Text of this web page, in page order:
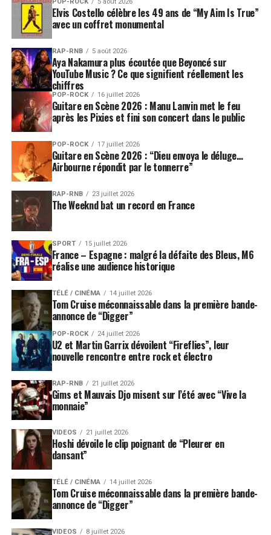
Elvis Costello célèbre les 49 ans de “My Aim Is True”
avec un coffret monumental
RAP-RNB 5 août 2026
Aya Nakamura plus écoutée que Beyoncé sur
YouTube Music ? Ce que signifient réellement les
chiffres
POP-ROCK 16 juillet 2026
Guitare en Scène 2026 : Manu Lanvin met le feu
après les Pixies et fini son concert dans le public
POP-ROCK 17 juillet 2026
Guitare en Scène 2026 : “Dieu envoya le déluge…
Airbourne répondit par le tonnerre”
RAP-RNB 23 juillet 2026
The Weeknd bat un record en France
SPORT 15 juillet 2026
France – Espagne : malgré la défaite des Bleus, M6
réalise une audience historique
TÉLÉ / CINÉMA 14 juillet 2026
Tom Cruise méconnaissable dans la première bande-
annonce de “Digger”
POP-ROCK 24 juillet 2026
U2 et Martin Garrix dévoilent “Fireflies”, leur
nouvelle rencontre entre rock et électro
RAP-RNB 21 juillet 2026
Gims et Mauvais Djo misent sur l’été avec “Vive la
monnaie”
VIDEOS 21 juillet 2026
Hoshi dévoile le clip poignant de “Pleurer en
dansant”
TÉLÉ / CINÉMA 14 juillet 2026
Tom Cruise méconnaissable dans la première bande-
annonce de “Digger”
VIDEOS 8 juillet 2026